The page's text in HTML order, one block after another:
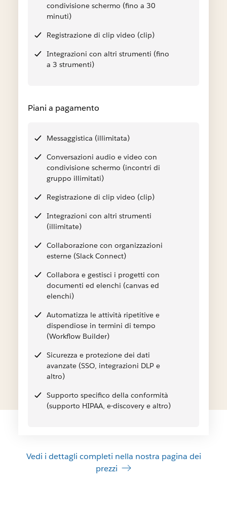
condivisione schermo (fino a 30
minuti)
Registrazione di clip video (clip)
Integrazioni con altri strumenti (fino
a 3 strumenti)
Piani a pagamento
Messaggistica (illimitata)
Conversazioni audio e video con
condivisione schermo (incontri di
gruppo illimitati)
Registrazione di clip video (clip)
Integrazioni con altri strumenti
(illimitate)
Collaborazione con organizzazioni
esterne (Slack Connect)
Collabora e gestisci i progetti con
documenti ed elenchi (canvas ed
elenchi)
Automatizza le attività ripetitive e
dispendiose in termini di tempo
(Workflow Builder)
Sicurezza e protezione dei dati
avanzate (SSO, integrazioni DLP e
altro)
Supporto specifico della conformità
(supporto HIPAA, e-discovery e altro)
Vedi i dettagli completi nella nostra pagina dei
prezzi